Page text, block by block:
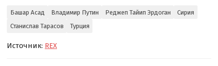
Башар Асад Владимир Путин Реджеп Тайип Эрдоган
Сирия
Станислав Тарасов
Турция
Источник: REX